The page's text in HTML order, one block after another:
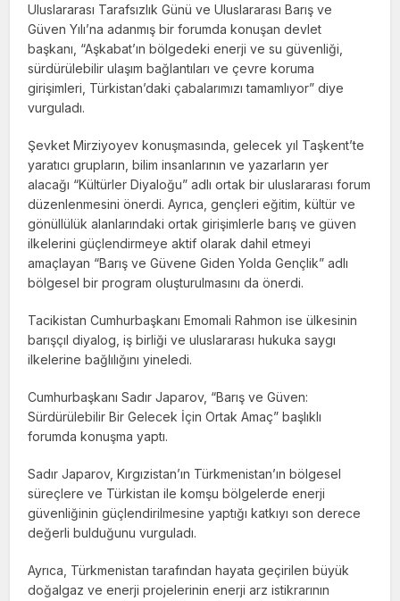
Uluslararası Tarafsızlık Günü ve Uluslararası Barış ve
Güven Yılı’na adanmış bir forumda konuşan devlet
başkanı, “Aşkabat’ın bölgedeki enerji ve su güvenliği,
sürdürülebilir ulaşım bağlantıları ve çevre koruma
girişimleri, Türkistan’daki çabalarımızı tamamlıyor” diye
vurguladı.
Şevket Mirziyoyev konuşmasında, gelecek yıl Taşkent’te
yaratıcı grupların, bilim insanlarının ve yazarların yer
alacağı “Kültürler Diyaloğu” adlı ortak bir uluslararası forum
düzenlenmesini önerdi. Ayrıca, gençleri eğitim, kültür ve
gönüllülük alanlarındaki ortak girişimlerle barış ve güven
ilkelerini güçlendirmeye aktif olarak dahil etmeyi
amaçlayan “Barış ve Güvene Giden Yolda Gençlik” adlı
bölgesel bir program oluşturulmasını da önerdi.
Tacikistan Cumhurbaşkanı Emomali Rahmon ise ülkesinin
barışçıl diyalog, iş birliği ve uluslararası hukuka saygı
ilkelerine bağlılığını yineledi.
Cumhurbaşkanı Sadır Japarov, “Barış ve Güven:
Sürdürülebilir Bir Gelecek İçin Ortak Amaç” başlıklı
forumda konuşma yaptı.
Sadır Japarov, Kırgızistan’ın Türkmenistan’ın bölgesel
süreçlere ve Türkistan ile komşu bölgelerde enerji
güvenliğinin güçlendirilmesine yaptığı katkıyı son derece
değerli bulduğunu vurguladı.
Ayrıca, Türkmenistan tarafından hayata geçirilen büyük
doğalgaz ve enerji projelerinin enerji arz istikrarının